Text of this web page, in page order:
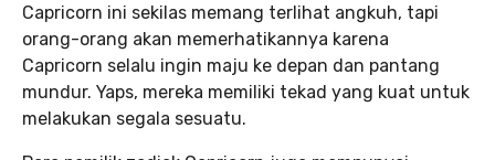
Capricorn ini sekilas memang terlihat angkuh, tapi
orang-orang akan memerhatikannya karena
Capricorn selalu ingin maju ke depan dan pantang
mundur. Yaps, mereka memiliki tekad yang kuat untuk
melakukan segala sesuatu.